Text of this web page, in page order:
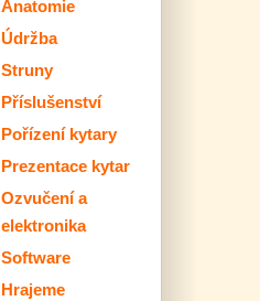
Anatomie
Údržba
Struny
Příslušenství
Pořízení kytary
Prezentace kytar
Ozvučení a
elektronika
Software
Hrajeme